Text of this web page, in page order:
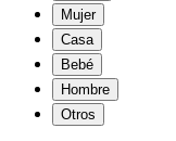
Mujer
Casa
Bebé
Hombre
Otros